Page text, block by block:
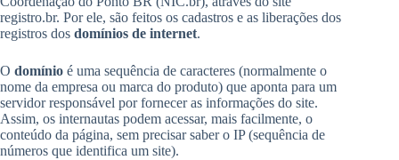
registro.br. Por ele, são feitos os cadastros e as liberações dos
registros dos domínios de internet.
O domínio é uma sequência de caracteres (normalmente o
nome da empresa ou marca do produto) que aponta para um
servidor responsável por fornecer as informações do site.
Assim, os internautas podem acessar, mais facilmente, o
conteúdo da página, sem precisar saber o IP (sequência de
números que identifica um site).